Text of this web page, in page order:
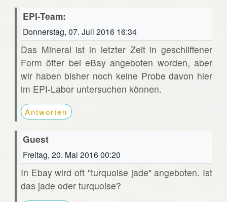
EPI-Team:
Donnerstag, 07. Juli 2016 16:34
Das Mineral ist in letzter Zeit in geschliffener
Form öfter bei eBay angeboten worden, aber
wir haben bisher noch keine Probe davon hier
im EPI-Labor untersuchen können.
Antworten
Guest
Freitag, 20. Mai 2016 00:20
In Ebay wird oft "turquoise jade" angeboten. Ist
das jade oder turquoise?